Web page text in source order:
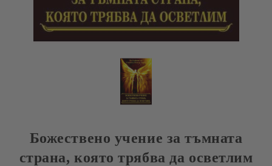
Божествено учение за тъмната
страна, която трябва да осветлим